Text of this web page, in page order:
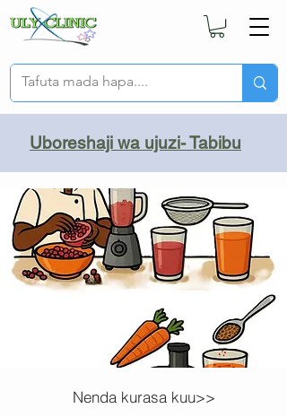
Uboreshaji wa ujuzi- Tabibu
Nenda kurasa kuu>>